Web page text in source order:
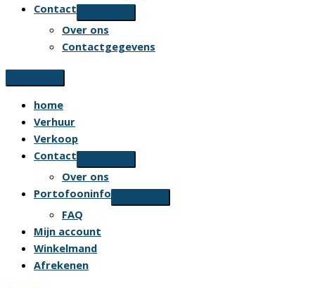
Contact
Over ons
Contactgegevens
home
Verhuur
Verkoop
Contact
Over ons
Portofooninfo
FAQ
Mijn account
Winkelmand
Afrekenen